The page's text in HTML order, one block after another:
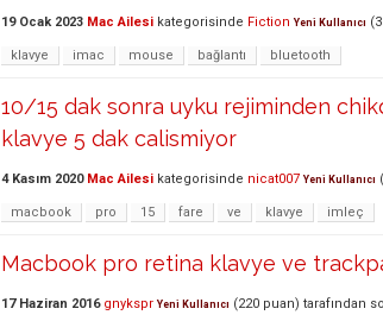
19 Ocak 2023 Mac Ailesi kategorisinde Fiction Yeni Kullanıcı (
klavye imac mouse bağlantı bluetooth
10/15 dak sonra uyku rejiminden
klavye 5 dak calismiyor
4 Kasım 2020 Mac Ailesi kategorisinde nicat007 Yeni Kullanıcı (
macbook pro 15 fare ve klavye imleç
Macbook pro retina klavye ve
17 Haziran 2016 gnykspr Yeni Kullanıcı (220 puan) tarafından